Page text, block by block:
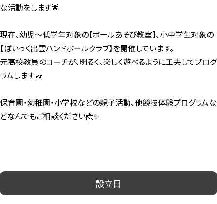
な活動をします🌟
現在、幼児～低学年対象の【ボールあそび教室】、小中学生対象の
【ぽいっく出雲ハンドボールクラブ】を開催しています。
元高校教員のコーチが、明るく、楽しく遊べるように工夫してプログ
ラムします🎶
保育園・幼稚園・小学校などの親子活動、他競技体験プログラムな
どなんでもご相談ください📩✨
設立日